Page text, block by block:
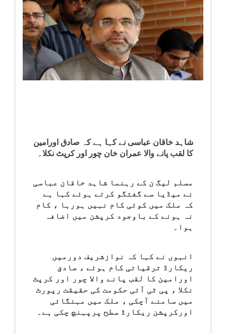
انٹرٹینمنٹ
صحت
قومی
‎کرائم
سیاست
قومی
سپلیمنٹس
شاہد خاقان عباسی نے کہا ہے کہ صادق اورامین
کا لقب پانے والا عمران خان چور اور کرپٹ نکلا۔
مسلم لیگ ن کے رہنما شاہد خاقان عباسی
نے میڈیا سے گفتگو کرتے ہوئے کہا ہے
کہ ملک میں کوئی کام نہیں ہورہا ، کام
نہ ہونے کے باوجود کرپشن میں اضافہ
ہوا۔
انہوں نے کہا کہ نوازشریف دورمیں
ریکارڈ ترقیاتی کام ہوئے ، صادق
اورامین کا لقب پانے والا چور اور کرپٹ
نکلا ، پی ٹی آئی حکومت کی حقیقت رپورٹ
میں سامنے آچکی ، ملک میں مہنگائی
اورکرپشن ریکارڈ سطح پرپہنچ چکی ہے۔